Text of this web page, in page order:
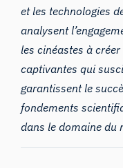
et les technologies
analysent
les cinéastes à
captivantes qui
garantissent le
fondements
dans le domaine du